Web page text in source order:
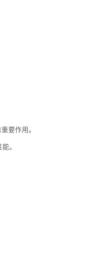
要作用。
。